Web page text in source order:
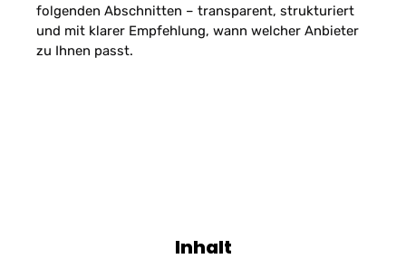
folgenden Abschnitten – transparent, strukturiert
und mit klarer Empfehlung, wann welcher Anbieter
zu Ihnen passt.
Inhalt